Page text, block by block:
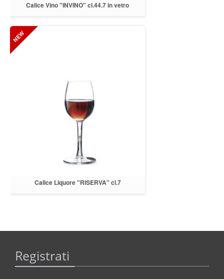
Calice Vino "INVINO" cl.44.7 in vetro
Calice Liquore "RISERVA" cl.7
Registrati